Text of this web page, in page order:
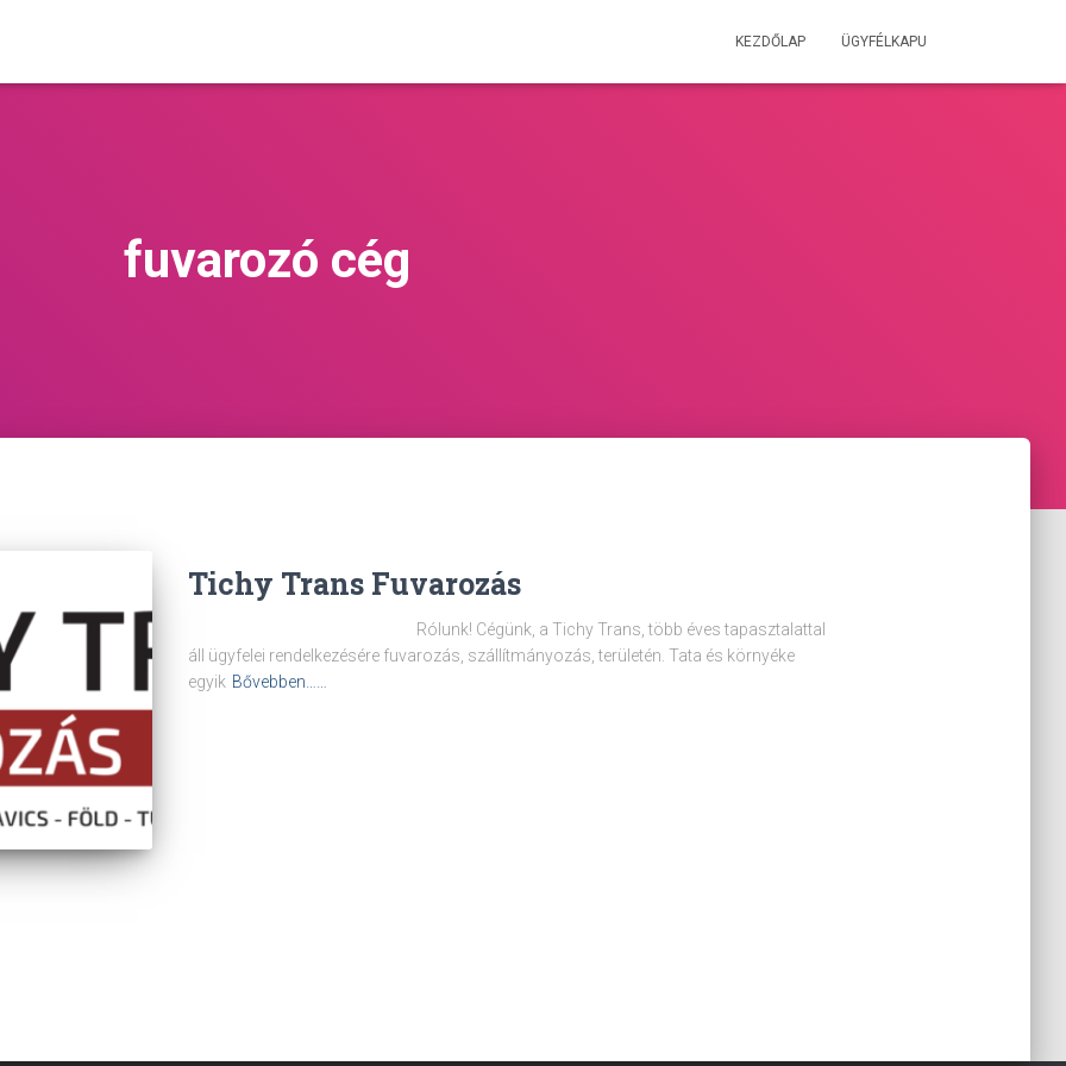
KEZDŐLAP ÜGYFÉLKAPU
fuvarozó cég
Tichy Trans Fuvarozás
Rólunk! Cégünk, a Tichy Trans, több éves tapasztalattal
áll ügyfelei rendelkezésére fuvarozás, szállítmányozás, területén. Tata és környéke
egyik Bővebben……